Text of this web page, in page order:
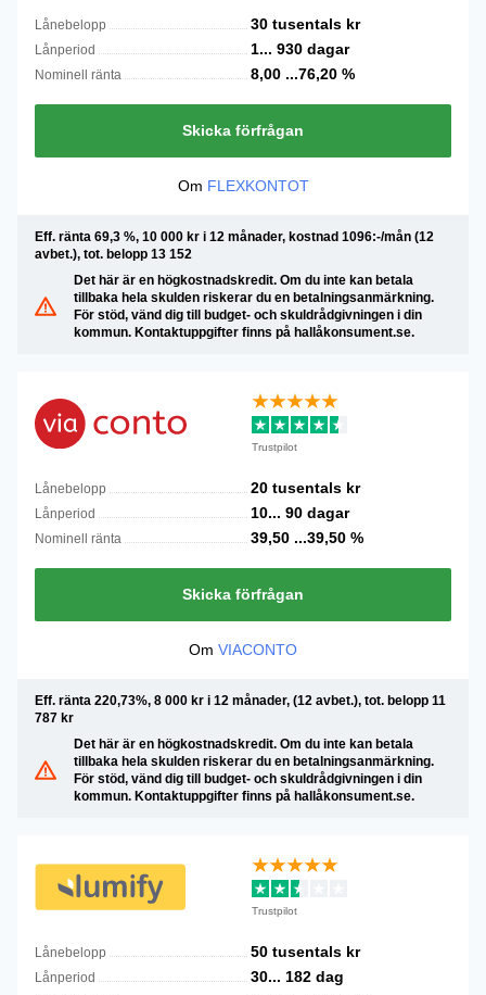
Lånebelopp 30 tusentals kr
Lånperiod 1... 930 dagar
Nominell ränta 8,00 ...76,20 %
Skicka förfrågan
Om FLEXKONTOT
Eff. ränta 69,3 %, 10 000 kr i 12 månader, kostnad 1096:-/mån (12
avbet.), tot. belopp 13 152
Det här är en högkostnadskredit. Om du inte kan betala
tillbaka hela skulden riskerar du en betalningsanmärkning.
För stöd, vänd dig till budget- och skuldrådgivningen i din
kommun. Kontaktuppgifter finns på hallåkonsument.se.
Trustpilot
Lånebelopp 20 tusentals kr
Lånperiod 10... 90 dagar
Nominell ränta 39,50 ...39,50 %
Skicka förfrågan
Om VIACONTO
Eff. ränta 220,73%, 8 000 kr i 12 månader, (12 avbet.), tot. belopp 11
787 kr
Det här är en högkostnadskredit. Om du inte kan betala
tillbaka hela skulden riskerar du en betalningsanmärkning.
För stöd, vänd dig till budget- och skuldrådgivningen i din
kommun. Kontaktuppgifter finns på hallåkonsument.se.
Trustpilot
Lånebelopp 50 tusentals kr
Lånperiod 30... 182 dag